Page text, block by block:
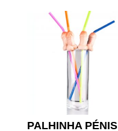
PALHINHA PÉNIS